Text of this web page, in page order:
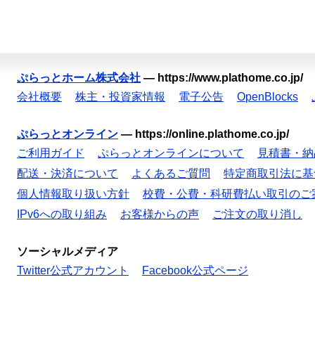
ぷらっとホーム株式会社 — https://www.plathome.co.jp/
会社概要
株主・投資家情報 電子公告 OpenBlocks
ぷらっとオンライン — https://online.plathome.co.jp/
ご利用ガイド
ぷらっとオンラインについて
見積書・
配送・決済について
よくあるご質問
特定商取引法に
個人情報取り扱い方針
校費・公費・科研費払い取引のご
IPv6への取り組み
お客様からの声 ご注文の取り消し
ソーシャルメディア
Twitter公式アカウント
Facebook公式ページ